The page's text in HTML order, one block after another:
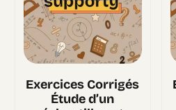
Exercices Corrigés
Étude d’un